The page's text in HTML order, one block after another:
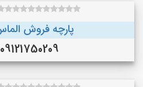
پارچه فروش
09121750209 (تهران)